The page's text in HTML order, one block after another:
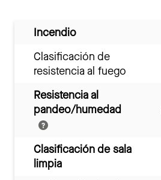
Incendio
Clasificación de
resistencia al fuego
Resistencia al
pandeo/humedad
Clasificación de sala
limpia